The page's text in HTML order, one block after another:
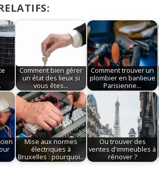
Comment bien gérer
un état des lieux si
vous êtes…
Comment trouver un
plombier en banlieue
Parisienne…
Mise aux normes
électriques à
Bruxelles : pourquoi…
Ou trouver des
ventes d'immeubles à
rénover ?